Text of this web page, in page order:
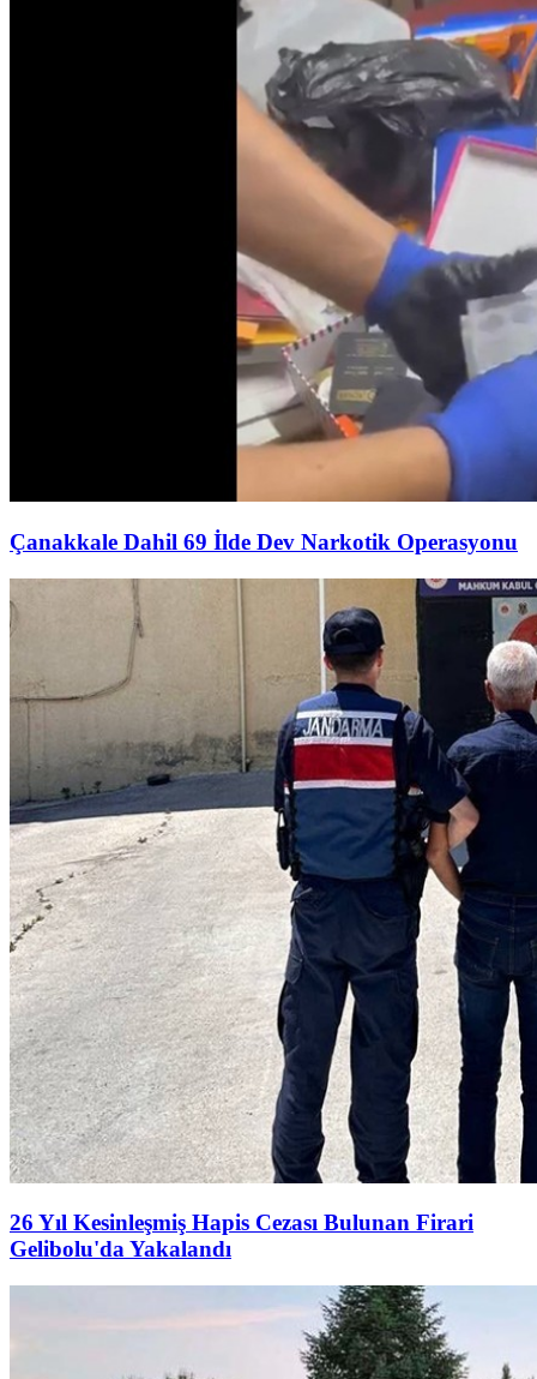
Çanakkale Dahil 69 İlde Dev Narkotik Operasyonu
26 Yıl Kesinleşmiş Hapis Cezası Bulunan Firari
Gelibolu'da Yakalandı